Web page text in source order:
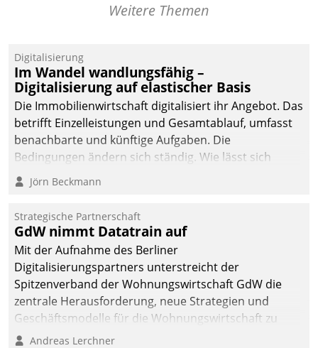
deutscher
Wohnungsunternehmen
– und beschleunigt damit
den Weg vom
Mieteranliegen zum
Dienstleisterauftrag.
Weitere Themen
Digitalisierung
Im Wandel wandlungsfähig –
Digitalisierung auf elastischer Basis
Die Immobilienwirtschaft digitalisiert ihr Angebot. Das
betrifft Einzelleistungen und Gesamtablauf, umfasst
benachbarte und künftige Aufgaben. Die
Bedingungen ändern sich ständig. Wie lässt sich
technisch die Kontrolle wahren und zugleich Freiraum
fürs Wachsen öffnen?
Jörn Beckmann
Strategische Partnerschaft
GdW nimmt Datatrain auf
Mit der Aufnahme des Berliner
Digitalisierungspartners unterstreicht der
Spitzenverband der Wohnungswirtschaft GdW die
zentrale Herausforderung, neue Strategien und
Geschäftsmodelle für die Wohnungswirtschaft zu
entwickeln.
Andreas Lerchner